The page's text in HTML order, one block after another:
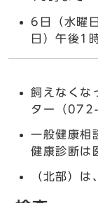
6日（水曜
日）午後1
飼えなくな
ター（
一般健康相
健康診断は
（北部）